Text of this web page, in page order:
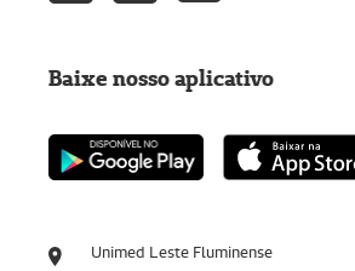
Unimed Leste Fluminense
Baixe nosso aplicativo